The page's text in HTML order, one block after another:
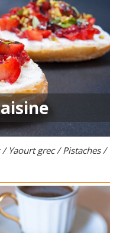
Yaourt grec / Pistaches /